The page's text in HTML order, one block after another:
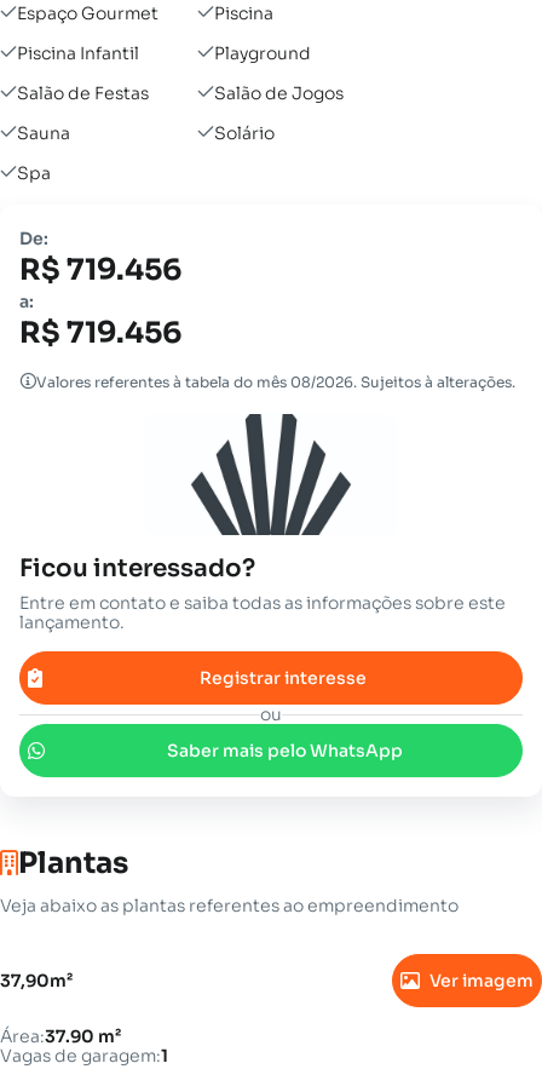
Espaço Gourmet
Piscina
Piscina Infantil
Playground
Salão de Festas
Salão de Jogos
Sauna
Solário
Spa
De:
R$ 719.456
a:
R$ 719.456
Valores referentes à tabela do mês 08/2026. Sujeitos à alterações.
Ficou interessado?
Entre em contato e saiba todas as informações sobre este
lançamento.
Registrar interesse
ou
Saber mais pelo WhatsApp
Plantas
Veja abaixo as plantas referentes ao empreendimento
37,90m² Ver imagem
Área:37.90 m²
Vagas de garagem:1